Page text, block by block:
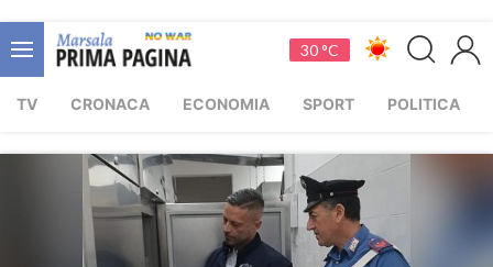
30 °C
TV CRONACA ECONOMIA SPORT POLITICA